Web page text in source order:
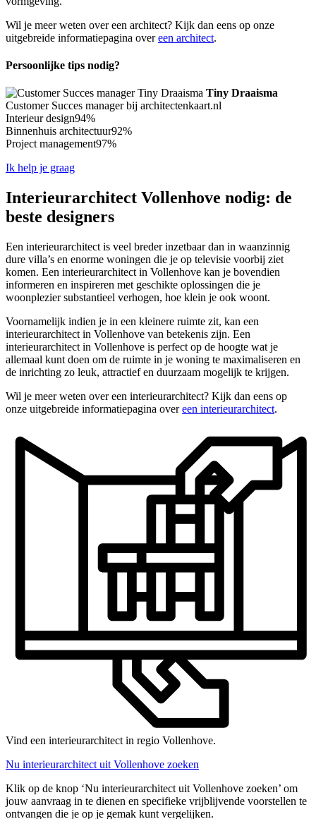
Wil je meer weten over een architect? Kijk dan eens op onze
uitgebreide informatiepagina overeen architect.
Persoonlijke tips nodig?
Tiny Draaisma
Customer Succes manager bij architectenkaart.nl
Interieur design94%
Binnenhuis architectuur92%
Project management97%
Ik help je graag
Interieurarchitect Vollenhove nodig: de
beste designers
Een interieurarchitect is veel breder inzetbaar dan in waanzinnig
dure villa’s en enorme woningen die je op televisie voorbij ziet
komen. Een interieurarchitect in Vollenhove kan je bovendien
informeren en inspireren met geschikte oplossingen die je
woonplezier substantieel verhogen, hoe klein je ook woont.
Voornamelijk indien je in een kleinere ruimte zit, kan een
interieurarchitect in Vollenhove van betekenis zijn. Een
interieurarchitect in Vollenhove is perfect op de hoogte wat je
allemaal kunt doen om de ruimte in je woning te maximaliseren en
de inrichting zo leuk, attractief en duurzaam mogelijk te krijgen.
Wil je meer weten over een interieurarchitect? Kijk dan eens op
onze uitgebreide informatiepagina overeen interieurarchitect.
Vind een interieurarchitect in regio Vollenhove.
Nu interieurarchitect uit Vollenhove zoeken
Klik op de knop ‘Nu interieurarchitect uit Vollenhove zoeken’ om
jouw aanvraag in te dienen en specifieke vrijblijvende voorstellen te
ontvangen die je op je gemak kunt vergelijken.